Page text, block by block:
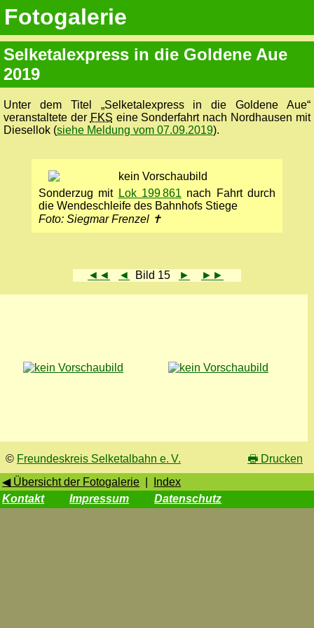
Fotogalerie
Selketalexpress in die Goldene Aue
2019
Unter dem Titel „Selketalexpress in die Goldene Aue“
veranstaltete der FKS eine Sonderfahrt nach Nordhausen mit
Diesellok (siehe Meldung vom 07.09.2019).
Sonderzug mit Lok 199 861 nach Fahrt durch
die Wen­de­schlei­fe des Bahnhofs Stiege
Foto: Siegmar Frenzel ✝
◄◄ ◄ Bild 15 ► ►►
© Freundeskreis Selketalbahn e. V. 🖶 Drucken
◀ Übersicht der Fotogalerie
Index
Kontakt
Impressum Datenschutz